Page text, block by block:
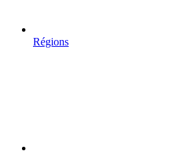
Régions